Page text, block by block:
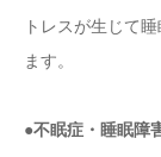
トレスが生じて
ます。
●不眠症・睡眠障